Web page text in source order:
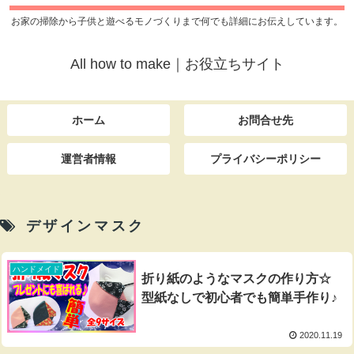
お家の掃除から子供と遊べるモノづくりまで何でも詳細にお伝えしています。
All how to make｜お役立ちサイト
ホーム お問合せ先
運営者情報 プライバシーポリシー
デザインマスク
ハンドメイド
折り紙のようなマスクの作り方☆
型紙なしで初心者でも簡単手作り♪
2020.11.19